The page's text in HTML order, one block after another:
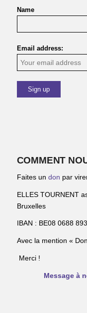
Name
Email address:
COMMENT
Faites un don par
ELLES TOURNENT
Bruxelles
IBAN : BE08 0688
Avec la mention «
Merci !
Message à